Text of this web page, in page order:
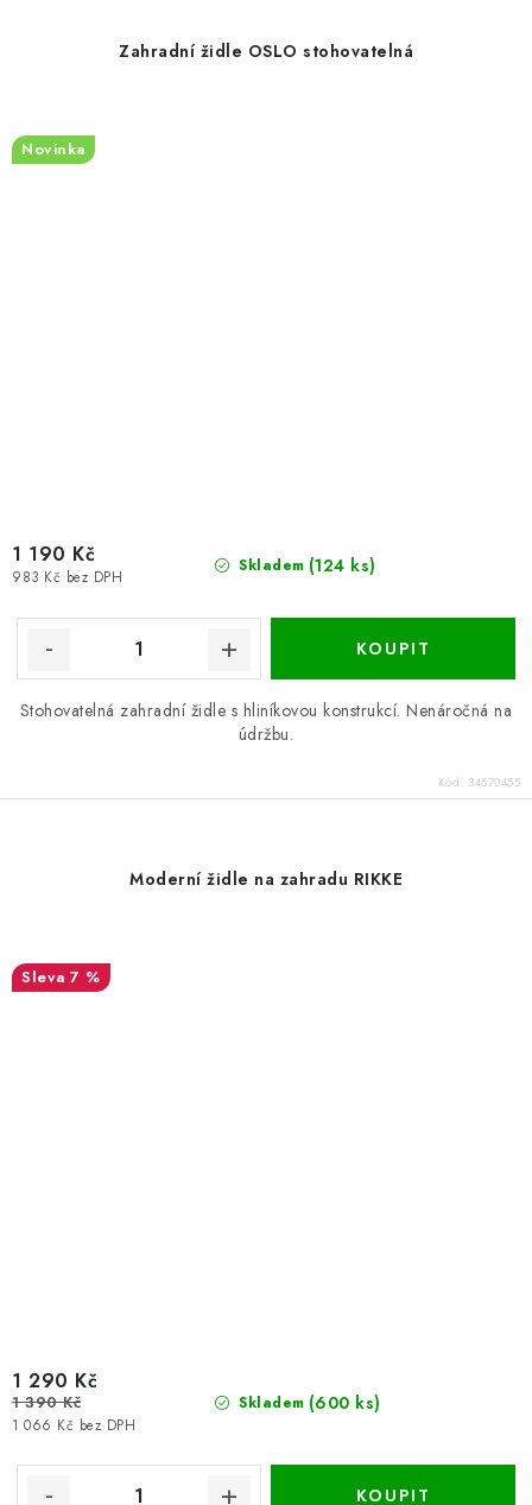
Zahradní židle OSLO stohovatelná
Novinka
Skladem (124 ks)
983 Kč bez DPH
1 190 Kč
Stohovatelná zahradní židle s hliníkovou konstrukcí. Nenáročná na
údržbu.
Kód: 34570455
Moderní židle na zahradu RIKKE
7 %
Skladem (600 ks)
1 066 Kč bez DPH
1 290 Kč
1 390 Kč